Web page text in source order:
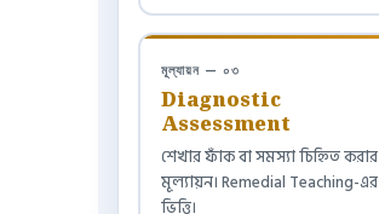
মূল্যায়ন — ০৩
Diagnostic
Assessment
শেখার ফাঁক বা সমস্যা চিহ্নিত করার
মূল্যায়ন। Remedial Teaching-এর
ভিত্তি।